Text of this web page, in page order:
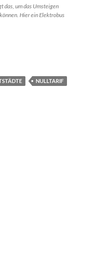
das, um das Umsteigen
Hier ein Elektrobus
Bahnen
NULLTARIF